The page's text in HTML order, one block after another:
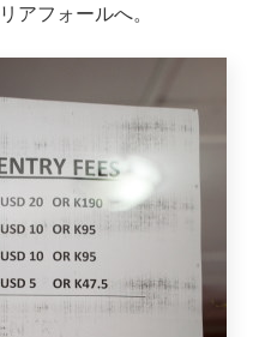
アフォールへ。